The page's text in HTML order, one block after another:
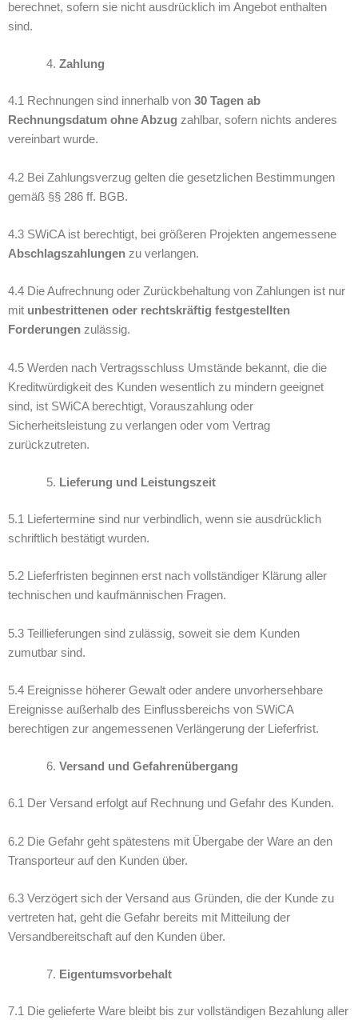
berechnet, sofern sie nicht ausdrücklich im Angebot enthalten
sind.
Zahlung
4.1 Rechnungen sind innerhalb von 30 Tagen ab
Rechnungsdatum ohne Abzug zahlbar, sofern nichts anderes
vereinbart wurde.
4.2 Bei Zahlungsverzug gelten die gesetzlichen Bestimmungen
gemäß §§ 286 ff. BGB.
4.3 SWiCA ist berechtigt, bei größeren Projekten angemessene
Abschlagszahlungen zu verlangen.
4.4 Die Aufrechnung oder Zurückbehaltung von Zahlungen ist nur
mit unbestrittenen oder rechtskräftig festgestellten
Forderungen zulässig.
4.5 Werden nach Vertragsschluss Umstände bekannt, die die
Kreditwürdigkeit des Kunden wesentlich zu mindern geeignet
sind, ist SWiCA berechtigt, Vorauszahlung oder
Sicherheitsleistung zu verlangen oder vom Vertrag
zurückzutreten.
Lieferung und Leistungszeit
5.1 Liefertermine sind nur verbindlich, wenn sie ausdrücklich
schriftlich bestätigt wurden.
5.2 Lieferfristen beginnen erst nach vollständiger Klärung aller
technischen und kaufmännischen Fragen.
5.3 Teillieferungen sind zulässig, soweit sie dem Kunden
zumutbar sind.
5.4 Ereignisse höherer Gewalt oder andere unvorhersehbare
Ereignisse außerhalb des Einflussbereichs von SWiCA
berechtigen zur angemessenen Verlängerung der Lieferfrist.
Versand und Gefahrenübergang
6.1 Der Versand erfolgt auf Rechnung und Gefahr des Kunden.
6.2 Die Gefahr geht spätestens mit Übergabe der Ware an den
Transporteur auf den Kunden über.
6.3 Verzögert sich der Versand aus Gründen, die der Kunde zu
vertreten hat, geht die Gefahr bereits mit Mitteilung der
Versandbereitschaft auf den Kunden über.
Eigentumsvorbehalt
7.1 Die gelieferte Ware bleibt bis zur vollständigen Bezahlung aller